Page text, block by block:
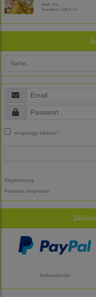
Inhalt: 3 m
Grundpreis: 3,00 € / m
eingeloggt bleiben?
Registrierung
Passwort vergessen
Selbstabholer